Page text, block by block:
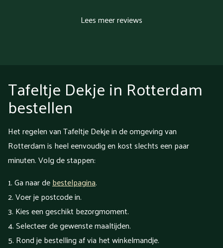
Lees meer reviews
Tafeltje Dekje in Rotterdam
bestellen
Het regelen van Tafeltje Dekje in de omgeving van
Rotterdam is heel eenvoudig en kost slechts een paar
minuten. Volg de stappen:
Ga naar debestelpagina.
Voer je postcode in.
Kies een geschikt bezorgmoment.
Selecteer de gewenste maaltijden.
Rond je bestelling af via het winkelmandje.